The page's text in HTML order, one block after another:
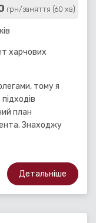
грн/заняття (60 хв)
харчових
тому я
план
Знаходжу
Детальніше